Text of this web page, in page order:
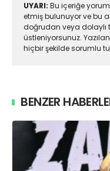
UYARI: Bu içeriğe
etmiş bulunuyor ve bu
doğrudan veya dolaylı
üstleniyorsunuz.
hiçbir şekilde sorumlu
BENZER